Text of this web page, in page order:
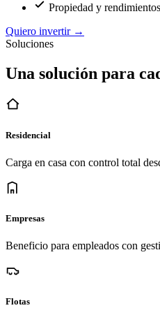
Propiedad y
Quiero invertir →
Soluciones
Una solución para
Residencial
Carga en casa con control total
Empresas
Beneficio para empleados con
Flotas